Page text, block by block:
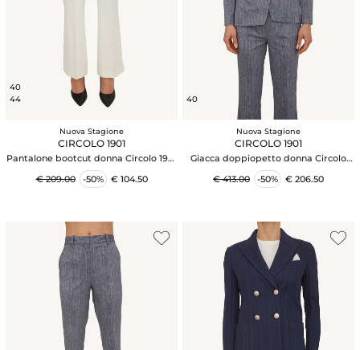
40
44
Nuova Stagione
CIRCOLO 1901
Pantalone bootcut donna Circolo 1901
in jersey bianco
€ 209.00
-50% € 104.50
40
Nuova Stagione
CIRCOLO 1901
Giacca doppiopetto donna Circolo
1901 in cotone effetto denim
€ 413.00
-50% € 206.50